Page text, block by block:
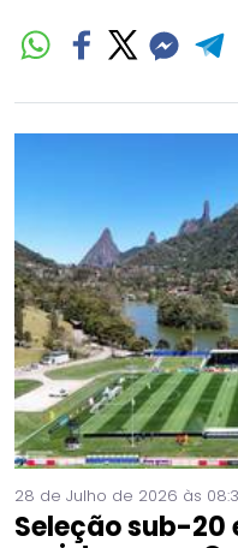
28 de Julho de 2026 às
Seleção sub-20